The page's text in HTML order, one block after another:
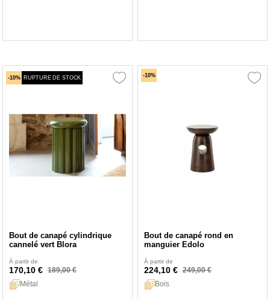
-10% RUPTURE DE STOCK
Bout de canapé cylindrique
cannelé vert Blora
À partir de
170,10 € 189,00 €
Métal
-10%
Bout de canapé rond en
manguier Edolo
À partir de
224,10 € 249,00 €
Bois